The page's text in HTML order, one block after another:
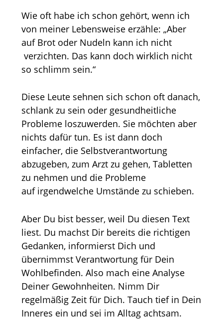
Wie oft habe ich schon gehört, wenn ich
von meiner Lebensweise erzähle: „Aber
auf Brot oder Nudeln kann ich nicht
verzichten. Das kann doch wirklich nicht
so schlimm sein.“
Diese Leute sehnen sich schon oft danach,
schlank zu sein oder gesundheitliche
Probleme loszuwerden. Sie möchten aber
nichts dafür tun. Es ist dann doch
einfacher, die Selbstverantwortung
abzugeben, zum Arzt zu gehen, Tabletten
zu nehmen und die Probleme
auf irgendwelche Umstände zu schieben.
Aber Du bist besser, weil Du diesen Text
liest. Du machst Dir bereits die richtigen
Gedanken, informierst Dich und
übernimmst Verantwortung für Dein
Wohlbefinden. Also mach eine Analyse
Deiner Gewohnheiten. Nimm Dir
regelmäßig Zeit für Dich. Tauch tief in Dein
Inneres ein und sei im Alltag achtsam.